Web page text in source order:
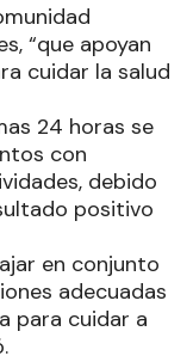
“que apoyan
cuidar la salud
24 horas se
con
debido
positivo
en conjunto
adecuadas
para cuidar a